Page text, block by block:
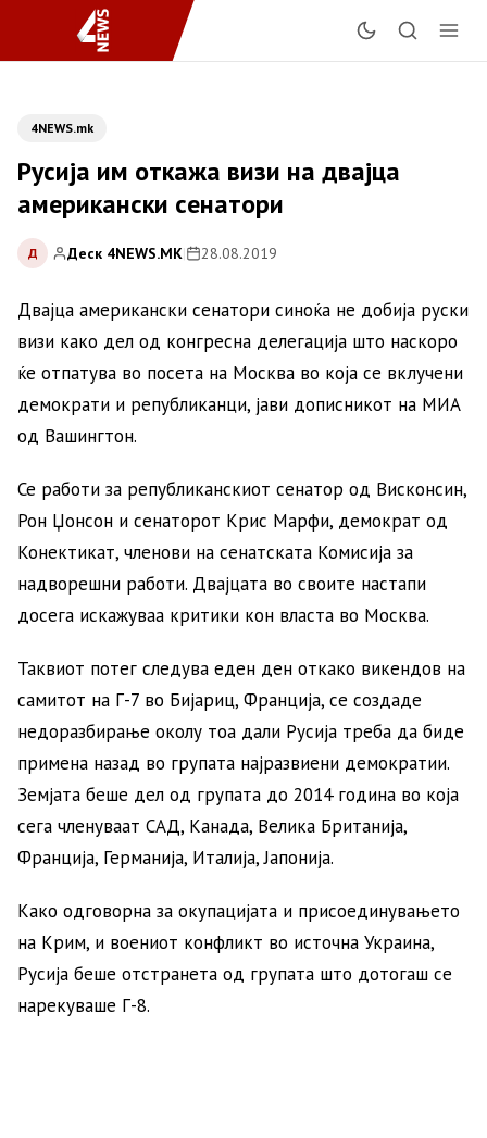
4NEWS.mk
Русија им откажа визи на двајца
американски сенатори
Д Деск 4NEWS.MK| 28.08.2019
Двајца американски сенатори синоќа не добија руски
визи како дел од конгресна делегација што наскоро
ќе отпатува во посета на Москва во која се вклучени
демократи и републиканци, јави дописникот на МИА
од Вашингтон.
Се работи за републиканскиот сенатор од Висконсин,
Рон Џонсон и сенаторот Крис Марфи, демократ од
Конектикат, членови на сенатската Комисија за
надворешни работи. Двајцата во своите настапи
досега искажуваа критики кон власта во Москва.
Таквиот потег следува еден ден откако викендов на
самитот на Г-7 во Бијариц, Франција, се создаде
недоразбирање околу тоа дали Русија треба да биде
примена назад во групата најразвиени демократии.
Земјата беше дел од групата до 2014 година во која
сега членуваат САД, Канада, Велика Британија,
Франција, Германија, Италија, Јапонија.
Како одговорна за окупацијата и присоединувањето
на Крим, и воениот конфликт во источна Украина,
Русија беше отстранета од групата што дотогаш се
нарекуваше Г-8.